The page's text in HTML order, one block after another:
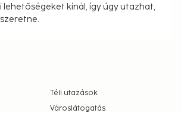
lehetőségeket kínál, így úgy utazhat,
Téli utazások
Városlátogatás